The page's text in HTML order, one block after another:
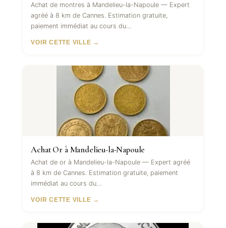
Achat de montres à Mandelieu-la-Napoule — Expert
agréé à 8 km de Cannes. Estimation gratuite,
paiement immédiat au cours du…
VOIR CETTE VILLE →
Achat Or à Mandelieu-la-Napoule
Achat de or à Mandelieu-la-Napoule — Expert agréé
à 8 km de Cannes. Estimation gratuite, paiement
immédiat au cours du…
VOIR CETTE VILLE →